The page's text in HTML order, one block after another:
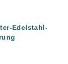
Edelstahl-